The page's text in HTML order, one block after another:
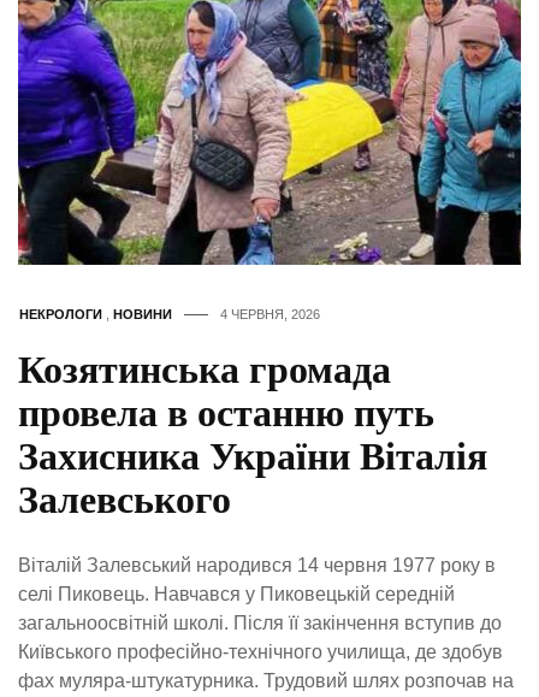
НЕКРОЛОГИ НОВИНИ 4 ЧЕРВНЯ, 2026
Козятинська громада
провела в останню путь
Захисника України Віталія
Залевського
Віталій Залевський народився 14 червня 1977 року в
селі Пиковець. Навчався у Пиковецькій середній
загальноосвітній школі. Після її закінчення вступив до
Київського професійно-технічного училища, де здобув
фах муляра-штукатурника. Трудовий шлях розпочав на